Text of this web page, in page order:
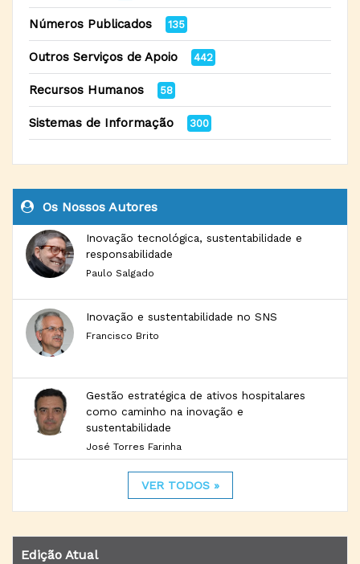
Números Publicados 135
Outros Serviços de Apoio 442
Recursos Humanos 58
Sistemas de Informação 300
Os Nossos Autores
Inovação tecnológica, sustentabilidade e
responsabilidade
Paulo Salgado
Inovação e sustentabilidade no SNS
Francisco Brito
Gestão estratégica de ativos hospitalares
como caminho na inovação e
sustentabilidade
José Torres Farinha
VER TODOS »
Edição Atual